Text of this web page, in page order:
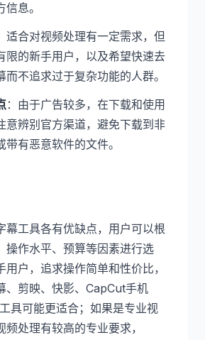
息。
适合对视频处理有一定需求，但
限的新手用户，以及希望快速去
而不追求过于复杂功能的人群。
：由于广告较多，在下载和使用
意辨别官方渠道，避免下载到非
带有恶意软件的文件。
幕工具各有优缺点，用户可以根
操作水平、预算等因素进行选
户，追求操作简单和性价比，
、剪映、快影、CapCut手机
具可能更适合；如果是专业视
处理有较高的专业要求，